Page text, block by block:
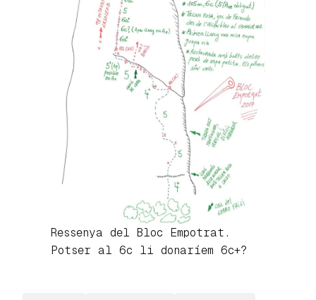
Ressenya del Bloc Empotrat.
Potser al 6c li donaríem 6c+?